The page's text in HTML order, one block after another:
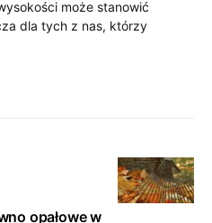
może stanowić
dla tych z nas, którzy
opałowe w